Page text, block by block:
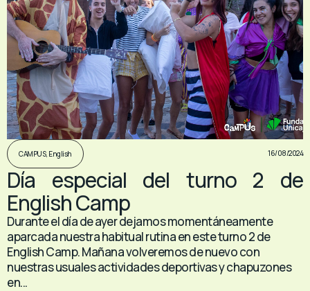
CAMPUS, English 16/08/2024
Día especial del turno 2 de
English Camp
Durante el día de ayer dejamos momentáneamente
aparcada nuestra habitual rutina en este turno 2 de
English Camp. Mañana volveremos de nuevo con
nuestras usuales actividades deportivas y chapuzones
en...